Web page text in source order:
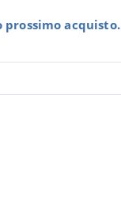
prossimo acquisto.